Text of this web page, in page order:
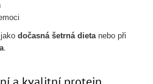
jakodočasná šetrná dietanebo při
.